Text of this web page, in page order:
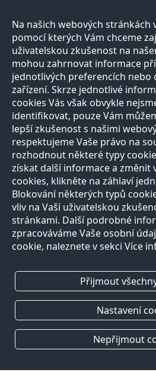
Na našich webových stránkách
pomocí kterých Vám chceme
uživatelskou zkušenost na
mohou zahrnovat informace
jednotlivých preferencích nebo
zařízení. Skrze jednotlivé
cookies Vás však obvykle
identifikovat, pouze Vám
lepší zkušenost s našimi
respektujeme Vaše právo na
rozhodnout některé typy
získat další informace a změnit
cookies, klikněte na záhlaví
Blokování některých typů
vliv na Vaší uživatelskou
stránkami. Další podrobné
zpracováváme Vaše osobní
cookie, naleznete v sekci Více
Přijmout
Nastavení
Nepřijmout